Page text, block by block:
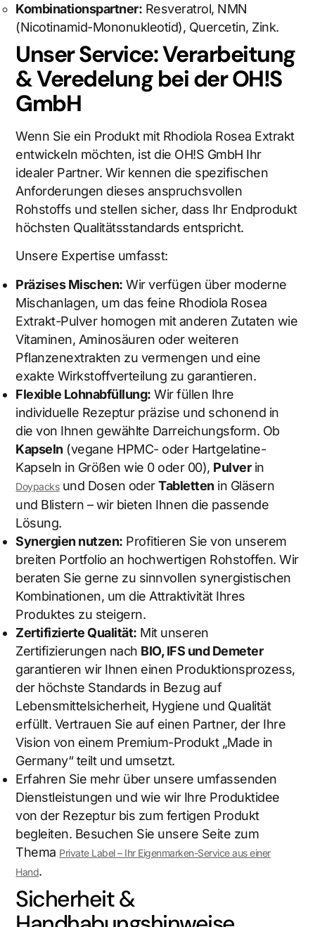
Kombinationspartner: Resveratrol, NMN
(Nicotinamid-Mononukleotid), Quercetin, Zink.
Unser Service: Verarbeitung
& Veredelung bei der OH!S
GmbH
Wenn Sie ein Produkt mit Rhodiola Rosea Extrakt
entwickeln möchten, ist die OH!S GmbH Ihr
idealer Partner. Wir kennen die spezifischen
Anforderungen dieses anspruchsvollen
Rohstoffs und stellen sicher, dass Ihr Endprodukt
höchsten Qualitätsstandards entspricht.
Unsere Expertise umfasst:
Präzises Mischen: Wir verfügen über moderne
Mischanlagen, um das feine Rhodiola Rosea
Extrakt-Pulver homogen mit anderen Zutaten wie
Vitaminen, Aminosäuren oder weiteren
Pflanzenextrakten zu vermengen und eine
exakte Wirkstoffverteilung zu garantieren.
Flexible Lohnabfüllung: Wir füllen Ihre
individuelle Rezeptur präzise und schonend in
die von Ihnen gewählte Darreichungsform. Ob
Kapseln (vegane HPMC- oder Hartgelatine-
Kapseln in Größen wie 0 oder 00), Pulverin
Doypacksund Dosen oderTabletten in Gläsern
und Blistern – wir bieten Ihnen die passende
Lösung.
Synergien nutzen: Profitieren Sie von unserem
breiten Portfolio an hochwertigen Rohstoffen. Wir
beraten Sie gerne zu sinnvollen synergistischen
Kombinationen, um die Attraktivität Ihres
Produktes zu steigern.
Zertifizierte Qualität: Mit unseren
Zertifizierungen nach BIO, IFS und Demeter
garantieren wir Ihnen einen Produktionsprozess,
der höchste Standards in Bezug auf
Lebensmittelsicherheit, Hygiene und Qualität
erfüllt. Vertrauen Sie auf einen Partner, der Ihre
Vision von einem Premium-Produkt „Made in
Germany“ teilt und umsetzt.
Erfahren Sie mehr über unsere umfassenden
Dienstleistungen und wie wir Ihre Produktidee
von der Rezeptur bis zum fertigen Produkt
begleiten. Besuchen Sie unsere Seite zum
Thema Private Label – Ihr Eigenmarken-Service aus einer
Hand.
Sicherheit &